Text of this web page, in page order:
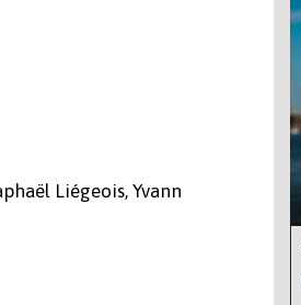
Liégeois, Yvann